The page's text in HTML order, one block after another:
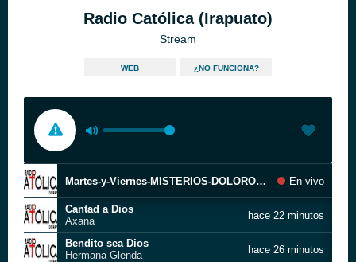
Radio Católica (Irapuato)
Stream
WEB ¿NO FUNCIONA?
Martes-y-Viernes-MISTERIOS-DOLOROSOS En vivo
Cantad a Dios
Axana
hace 22 minutos
Bendito sea Dios
Hermana Glenda
hace 26 minutos